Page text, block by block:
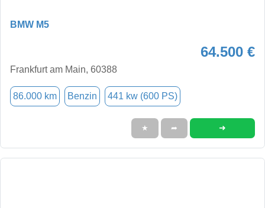
BMW M5
64.500 €
Frankfurt am Main, 60388
86.000 km Benzin 441 kw (600 PS)
★ ➦ ➜